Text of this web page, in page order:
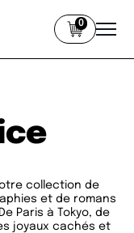
0
collection de
et de romans
Paris à Tokyo, de
joyaux cachés et